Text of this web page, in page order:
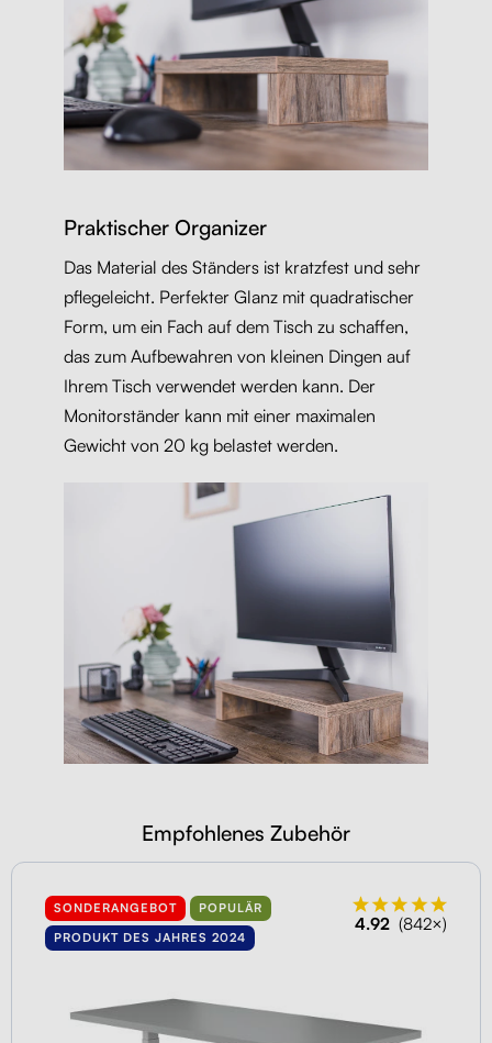
Praktischer Organizer
Das Material des Ständers ist kratzfest und sehr
pflegeleicht. Perfekter Glanz mit quadratischer
Form, um ein Fach auf dem Tisch zu schaffen,
das zum Aufbewahren von kleinen Dingen auf
Ihrem Tisch verwendet werden kann. Der
Monitorständer kann mit einer maximalen
Gewicht von 20 kg belastet werden.
Empfohlenes Zubehör
SONDERANGEBOT
POPULÄR
PRODUKT DES JAHRES 2024
4.92 (842×)